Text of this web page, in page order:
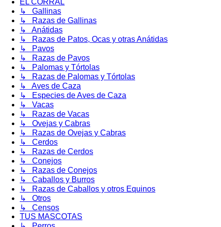
EL CORRAL
↳ Gallinas
↳ Razas de Gallinas
↳ Anátidas
↳ Razas de Patos, Ocas y otras Anátidas
↳ Pavos
↳ Razas de Pavos
↳ Palomas y Tórtolas
↳ Razas de Palomas y Tórtolas
↳ Aves de Caza
↳ Especies de Aves de Caza
↳ Vacas
↳ Razas de Vacas
↳ Ovejas y Cabras
↳ Razas de Ovejas y Cabras
↳ Cerdos
↳ Razas de Cerdos
↳ Conejos
↳ Razas de Conejos
↳ Caballos y Burros
↳ Razas de Caballos y otros Equinos
↳ Otros
↳ Censos
TUS MASCOTAS